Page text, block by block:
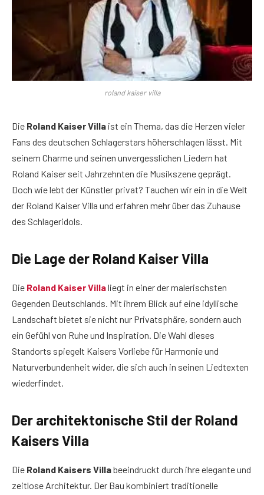
roland kaiser villa
Die Roland Kaiser Villa ist ein Thema, das die Herzen vieler
Fans des deutschen Schlagerstars höherschlagen lässt. Mit
seinem Charme und seinen unvergesslichen Liedern hat
Roland Kaiser seit Jahrzehnten die Musikszene geprägt.
Doch wie lebt der Künstler privat? Tauchen wir ein in die Welt
der Roland Kaiser Villa und erfahren mehr über das Zuhause
des Schlageridols.
Die Lage der Roland Kaiser Villa
Die Roland Kaiser Villaliegt in einer der malerischsten
Gegenden Deutschlands. Mit ihrem Blick auf eine idyllische
Landschaft bietet sie nicht nur Privatsphäre, sondern auch
ein Gefühl von Ruhe und Inspiration. Die Wahl dieses
Standorts spiegelt Kaisers Vorliebe für Harmonie und
Naturverbundenheit wider, die sich auch in seinen Liedtexten
wiederfindet.
Der architektonische Stil der Roland
Kaisers Villa
Die Roland Kaisers Villabeeindruckt durch ihre elegante und
zeitlose Architektur. Der Bau kombiniert traditionelle